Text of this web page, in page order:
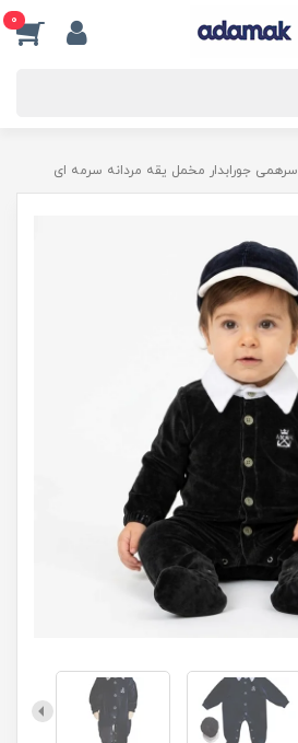
0
سرهمی جورابدار مخمل یقه مردانه سرمه ای